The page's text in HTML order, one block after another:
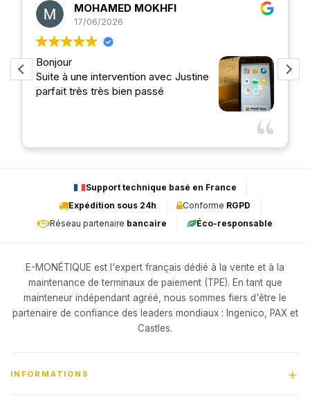
MOHAMED MOKHFI
17/06/2026
Bonjour
Suite à une intervention avec Justine
parfait très très bien passé
Support technique basé en France
Expédition sous 24h
Conforme RGPD
Réseau partenaire bancaire Éco-responsable
E-MONÉTIQUE est l'expert français dédié à la vente et à la
maintenance de terminaux de paiement (TPE). En tant que
mainteneur indépendant agréé, nous sommes fiers d'être le
partenaire de confiance des leaders mondiaux : Ingenico, PAX et
Castles.
INFORMATIONS